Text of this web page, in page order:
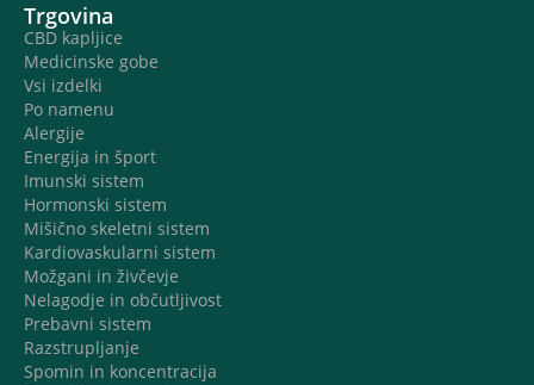
Trgovina
CBD kapljice
Medicinske gobe
Vsi izdelki
Po namenu
Alergije
Energija in šport
Imunski sistem
Hormonski sistem
Mišično skeletni sistem
Kardiovaskularni sistem
Možgani in živčevje
Nelagodje in občutljivost
Prebavni sistem
Razstrupljanje
Spomin in koncentracija